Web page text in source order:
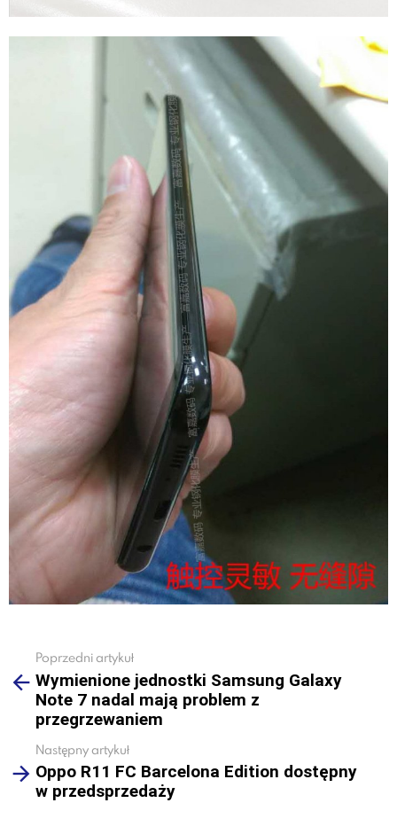
more
Poprzedni artykuł
Wymienione jednostki Samsung Galaxy
Note 7 nadal mają problem z
przegrzewaniem
Następny artykuł
Oppo R11 FC Barcelona Edition dostępny
w przedsprzedaży